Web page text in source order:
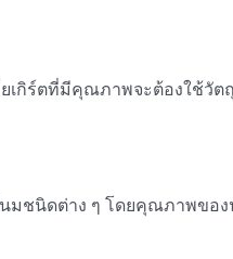
กิร์ตที่มีคุณภาพจะต้องใช้วั
นิดต่าง ๆ โดยคุณภาพขอ